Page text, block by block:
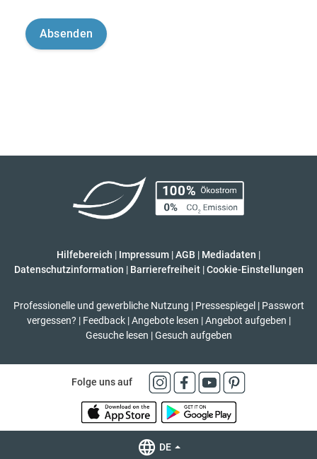
Hilfebereich | Impressum |AGB | Mediadaten |
Datenschutzinformation | Barrierefreiheit | Cookie-Einstellungen
Professionelle und gewerbliche Nutzung | Pressespiegel | Passwort
vergessen? | Feedback | Angebote lesen | Angebot aufgeben |
Gesuche lesen | Gesuch aufgeben
Folge uns auf
DE